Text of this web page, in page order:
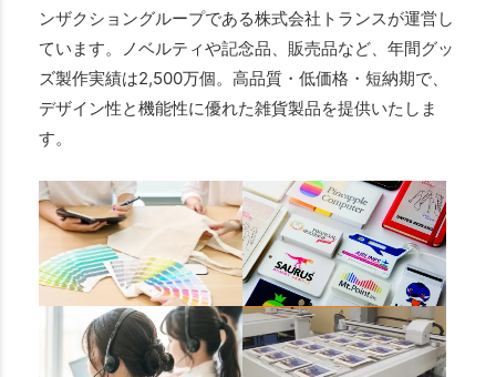
ンザクショングループである株式会社トランスが運営し
ています。ノベルティや記念品、販売品など、年間グッ
ズ製作実績は2,500万個。高品質・低価格・短納期で、
デザイン性と機能性に優れた雑貨製品を提供いたしま
す。